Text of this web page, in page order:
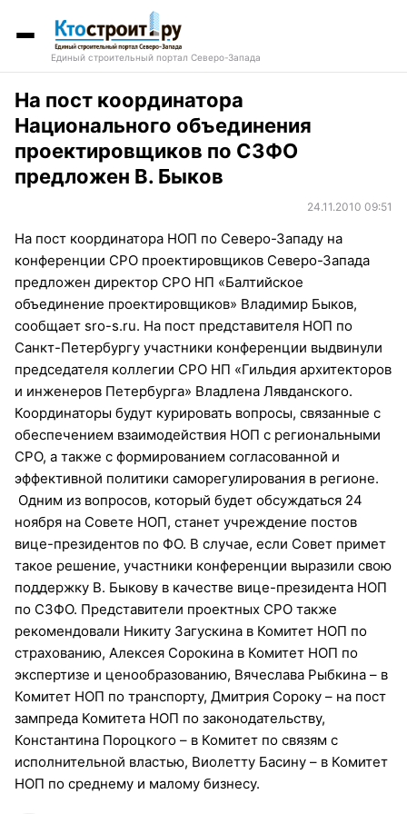
Единый строительный портал Северо-Запада
На пост координатора
Национального объединения
проектировщиков по СЗФО
предложен В. Быков
24.11.2010 09:51
На пост координатора НОП по Северо-Западу на
конференции СРО проектировщиков Северо-Запада
предложен директор СРО НП «Балтийское
объединение проектировщиков» Владимир Быков,
сообщает sro-s.ru. На пост представителя НОП по
Санкт-Петербургу участники конференции выдвинули
председателя коллегии СРО НП «Гильдия архитекторов
и инженеров Петербурга» Владлена Лявданского.
Координаторы будут курировать вопросы, связанные с
обеспечением взаимодействия НОП с региональными
СРО, а также с формированием согласованной и
эффективной политики саморегулирования в регионе.
Одним из вопросов, который будет обсуждаться 24
ноября на Совете НОП, станет учреждение постов
вице-президентов по ФО. В случае, если Совет примет
такое решение, участники конференции выразили свою
поддержку В. Быкову в качестве вице-президента НОП
по СЗФО. Представители проектных СРО также
рекомендовали Никиту Загускина в Комитет НОП по
страхованию, Алексея Сорокина в Комитет НОП по
экспертизе и ценообразованию, Вячеслава Рыбкина – в
Комитет НОП по транспорту, Дмитрия Сороку – на пост
зампреда Комитета НОП по законодательству,
Константина Пороцкого – в Комитет по связям с
исполнительной властью, Виолетту Басину – в Комитет
НОП по среднему и малому бизнесу.